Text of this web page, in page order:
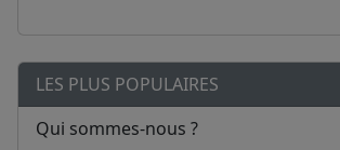
LES PLUS POPULAIRES
Qui sommes-nous ?